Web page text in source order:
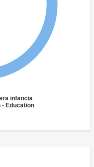
infancia
- Education